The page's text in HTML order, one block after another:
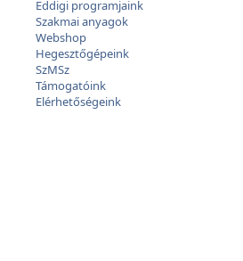
Eddigi programjaink
Szakmai anyagok
Webshop
Hegesztőgépeink
SzMSz
Támogatóink
Elérhetőségeink